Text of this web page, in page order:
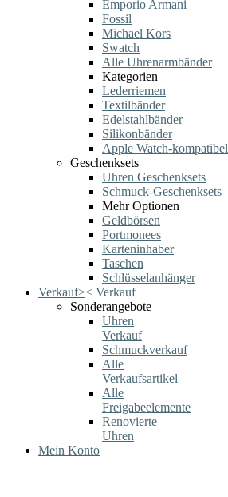
Emporio Armani
Fossil
Michael Kors
Swatch
Alle Uhrenarmbänder
Kategorien
Lederriemen
Textilbänder
Edelstahlbänder
Silikonbänder
Apple Watch-kompatibel
Geschenksets
Uhren Geschenksets
Schmuck-Geschenksets
Mehr Optionen
Geldbörsen
Portmonees
Karteninhaber
Taschen
Schlüsselanhänger
Verkauf>< Verkauf
Sonderangebote
Uhren
Verkauf
Schmuckverkauf
Alle
Verkaufsartikel
Alle
Freigabeelemente
Renovierte
Uhren
Mein Konto